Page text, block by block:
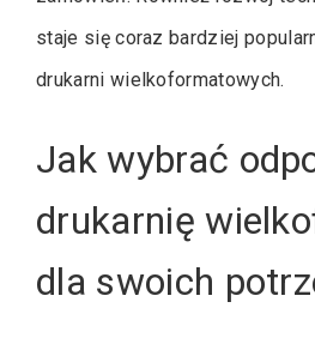
staje się coraz bardziej
drukarni wielkoformatowych.
Jak wybrać
drukarnię
dla swoich